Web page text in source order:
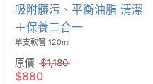
吸附髒污、平衡油脂 清潔
＋保養二合一
單支軟管 120ml
原價 $1,180
$880